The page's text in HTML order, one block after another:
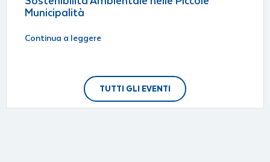
Municipalità
Continua a leggere
TUTTI GLI EVENTI